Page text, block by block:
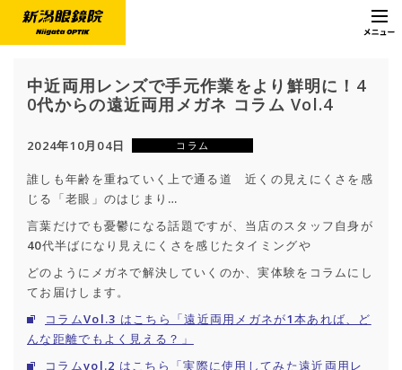
中近両用レンズで手元作業をより鮮明に！4
0代からの遠近両用メガネ コラム Vol.4
2024年10月04日 コラム
誰しも年齢を重ねていく上で通る道 近くの見えにくさを感
じる「老眼」のはじまり…
言葉だけでも憂鬱になる話題ですが、当店のスタッフ自身が
40代半ばになり見えにくさを感じたタイミングや
どのようにメガネで解決していくのか、実体験をコラムにし
てお届けします。
コラムVol.3 はこちら「遠近両用メガネが1本あれば、ど
んな距離でもよく見える？」
コラムvol.2 はこちら「実際に使用してみた遠近両用レ